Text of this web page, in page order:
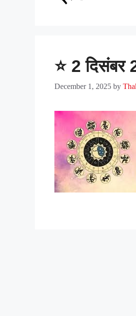
⭐ 2 दिसंबर
December 1, 2025 by